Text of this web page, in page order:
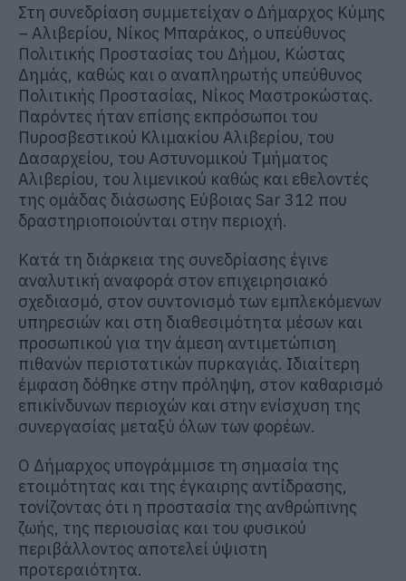
Στη συνεδρίαση συμμετείχαν ο Δήμαρχος Κύμης
– Αλιβερίου, Νίκος Μπαράκος, ο υπεύθυνος
Πολιτικής Προστασίας του Δήμου, Κώστας
Δημάς, καθώς και ο αναπληρωτής υπεύθυνος
Πολιτικής Προστασίας, Νίκος Μαστροκώστας.
Παρόντες ήταν επίσης εκπρόσωποι του
Πυροσβεστικού Κλιμακίου Αλιβερίου, του
Δασαρχείου, του Αστυνομικού Τμήματος
Αλιβερίου, του λιμενικού καθώς και εθελοντές
της ομάδας διάσωσης Εύβοιας Sar 312 που
δραστηριοποιούνται στην περιοχή.
Κατά τη διάρκεια της συνεδρίασης έγινε
αναλυτική αναφορά στον επιχειρησιακό
σχεδιασμό, στον συντονισμό των εμπλεκόμενων
υπηρεσιών και στη διαθεσιμότητα μέσων και
προσωπικού για την άμεση αντιμετώπιση
πιθανών περιστατικών πυρκαγιάς. Ιδιαίτερη
έμφαση δόθηκε στην πρόληψη, στον καθαρισμό
επικίνδυνων περιοχών και στην ενίσχυση της
συνεργασίας μεταξύ όλων των φορέων.
Ο Δήμαρχος υπογράμμισε τη σημασία της
ετοιμότητας και της έγκαιρης αντίδρασης,
τονίζοντας ότι η προστασία της ανθρώπινης
ζωής, της περιουσίας και του φυσικού
περιβάλλοντος αποτελεί ύψιστη
προτεραιότητα.